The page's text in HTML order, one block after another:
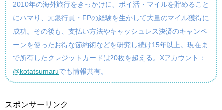
2010年の海外旅行をきっかけに、ポイ活・マイルを貯めること
にハマり、元銀行員・FPの経験を生かして大量のマイル獲得に
成功。その後も、支払い方法やキャッシュレス決済のキャンペ
ーンを使ったお得な節約術などを研究し続け15年以上。現在ま
で所有したクレジットカードは20枚を超える。Xアカウント：
@kotatsumaruでも情報共有。
スポンサーリンク